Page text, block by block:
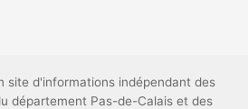
site d'informations indépendant des
département Pas-de-Calais et des